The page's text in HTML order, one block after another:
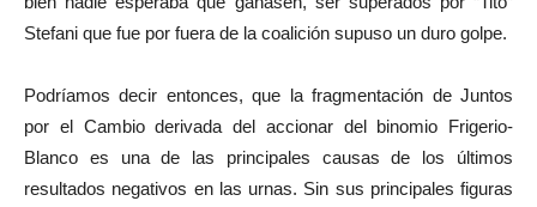
Stefani que fue por fuera de la coalición supuso un duro golpe.
Podríamos decir entonces, que la fragmentación de Juntos
por el Cambio derivada del accionar del binomio Frigerio-
Blanco es una de las principales causas de los últimos
resultados negativos en las urnas. Sin sus principales figuras